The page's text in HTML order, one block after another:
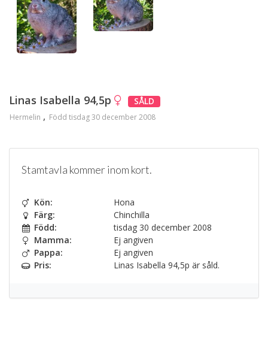
Linas Isabella 94,5p SÅLD
Hermelin Född tisdag 30 december 2008
Stamtavla kommer inom kort.
Kön:
Hona
Färg:
Chinchilla
Född:
tisdag 30 december 2008
Mamma:
Ej angiven
Pappa:
Ej angiven
Pris:
Linas Isabella 94,5p är såld.